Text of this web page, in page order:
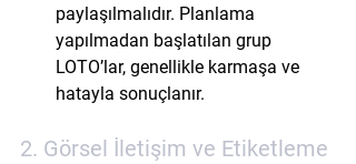
paylaşılmalıdır. Planlama
yapılmadan başlatılan grup
LOTO’lar, genellikle karmaşa ve
hatayla sonuçlanır.
2. Görsel İletişim ve Etiketleme